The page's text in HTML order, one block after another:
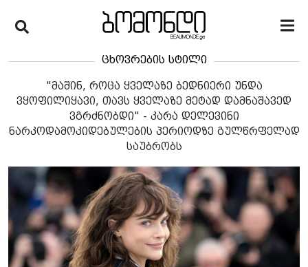
ცხოვრების სტილი
"მაშინ, როცა ყველაზე ბედნიერი უნდა
ვყოფილიყავი, თავს ყველაზე მეტად დამნაშავედ
ვგრძნობდი" - კარა დელევინი
ნარკოდამოკიდებულების პერიოდზე გულწრფელად
საუბრობს